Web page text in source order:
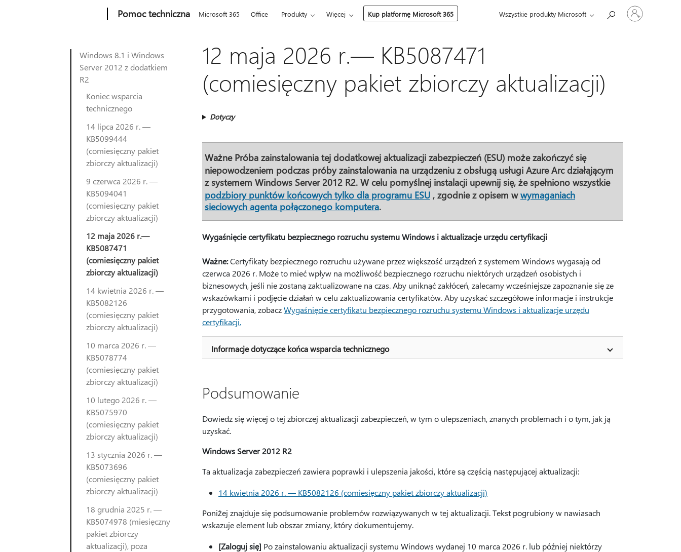
Pomoc techniczna Microsoft 365 Office Produkty Więcej Kup platformę Microsoft 365 Wszystkie produkty Microsoft
Zaloguj
się
do
Windows 8.1 i Windows
Server 2012 z dodatkiem
R2
Koniec wsparcia
technicznego
14 lipca 2026 r. —
KB5099444
(comiesięczny pakiet
zbiorczy aktualizacji)
9 czerwca 2026 r. —
KB5094041
(comiesięczny pakiet
zbiorczy aktualizacji)
12 maja 2026 r.—
KB5087471
(comiesięczny pakiet
zbiorczy aktualizacji)
14 kwietnia 2026 r. —
KB5082126
(comiesięczny pakiet
zbiorczy aktualizacji)
10 marca 2026 r. —
KB5078774
(comiesięczny pakiet
zbiorczy aktualizacji)
10 lutego 2026 r. —
KB5075970
(comiesięczny pakiet
zbiorczy aktualizacji)
13 stycznia 2026 r. —
KB5073696
(comiesięczny pakiet
zbiorczy aktualizacji)
18 grudnia 2025 r. —
KB5074978 (miesięczny
pakiet zbiorczy
aktualizacji), poza
12 maja 2026 r.— KB5087471
(comiesięczny pakiet zbiorczy aktualizacji)
Dotyczy
WażnePróba zainstalowania tej dodatkowej aktualizacji zabezpieczeń (ESU) może zakończyć się
niepowodzeniem podczas próby zainstalowania na urządzeniu z obsługą usługi Azure Arc działającym
z systemem Windows Server 2012 R2. W celu pomyślnej instalacji upewnij się, że spełniono wszystkie
podzbiory punktów końcowych tylko dla programu ESU , zgodnie z opisem wwymaganiach
sieciowych agenta połączonego komputera.
Wygaśnięcie certyfikatu bezpiecznego rozruchu systemu Windows i aktualizacje urzędu certyfikacji
Ważne:Certyfikaty bezpiecznego rozruchu używane przez większość urządzeń z systemem Windows wygasają od
czerwca 2026 r. Może to mieć wpływ na możliwość bezpiecznego rozruchu niektórych urządzeń osobistych i
biznesowych, jeśli nie zostaną zaktualizowane na czas. Aby uniknąć zakłóceń, zalecamy wcześniejsze zapoznanie się ze
wskazówkami i podjęcie działań w celu zaktualizowania certyfikatów. Aby uzyskać szczegółowe informacje i instrukcje
przygotowania, zobaczWygaśnięcie certyfikatu bezpiecznego rozruchu systemu Windows i aktualizacje urzędu
certyfikacji.
Informacje dotyczące końca wsparcia technicznego
Podsumowanie
Dowiedz się więcej o tej zbiorczej aktualizacji zabezpieczeń, w tym o ulepszeniach, znanych problemach i o tym, jak ją
uzyskać.
Windows Server 2012 R2
Ta aktualizacja zabezpieczeń zawiera poprawki i ulepszenia jakości, które są częścią następującej aktualizacji:
14 kwietnia 2026 r. — KB5082126 (comiesięczny pakiet zbiorczy aktualizacji)
Poniżej znajduje się podsumowanie problemów rozwiązywanych w tej aktualizacji. Tekst pogrubiony w nawiasach
wskazuje element lub obszar zmiany, który dokumentujemy.
[Zaloguj się] Po zainstalowaniu aktualizacji systemu Windows wydanej 10 marca 2026 r. lub później niektórzy